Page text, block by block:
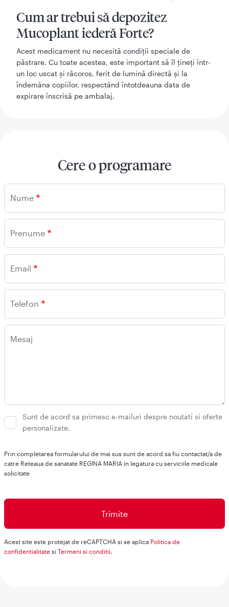
Cum ar trebui să depozitez
Mucoplant iederă Forte?
Acest medicament nu necesită condiții speciale de
păstrare. Cu toate acestea, este important să îl țineți într-
un loc uscat și răcoros, ferit de lumină directă și la
îndemâna copiilor, respectând întotdeauna data de
expirare înscrisă pe ambalaj.
Cere o programare
Nume
Prenume
Email
Telefon
Mesaj
Sunt de acord sa primesc e-mailuri despre noutati si oferte
personalizate.
Prin completarea formularului de mai sus sunt de acord sa fiu contactat/a de
catre Reteaua de sanatate REGINA MARIA in legatura cu serviciile medicale
solicitate
Acest site este protejat de reCAPTCHA si se aplica Politica de
confidentialitate si Termeni si conditii.